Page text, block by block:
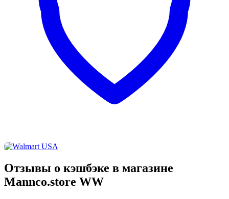
Отзывы о кэшбэке в магазине
Mannco.store WW